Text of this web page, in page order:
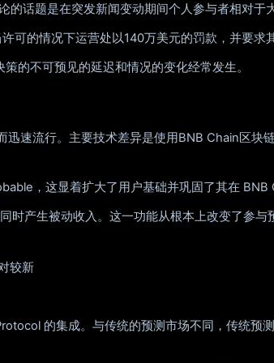
话题是在突发新闻变动期间个人参与者相对于
的情况下运营处以140万美元的罚款，并要求
的不可预见的延迟和情况的变化经常发生。
速流行。主要技术差异是使用BNB Chain区块
，这显着扩大了用户基础并巩固了其在 BNB
产生被动收入。这一功能从根本上改变了参与
较新
的集成。与传统的预测市场不同，传统预